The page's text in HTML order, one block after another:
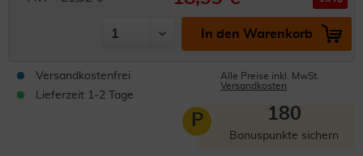
In den Warenkorb
Versandkostenfrei
Lieferzeit 1-2 Tage
Alle Preise inkl. MwSt.
Versandkosten
P 180
Bonuspunkte sichern